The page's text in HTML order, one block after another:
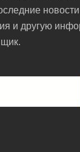
и другую